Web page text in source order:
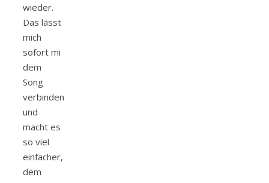
wieder.
Das lässt
mich
sofort mi
dem
Song
verbinden
und
macht es
so viel
einfacher,
dem